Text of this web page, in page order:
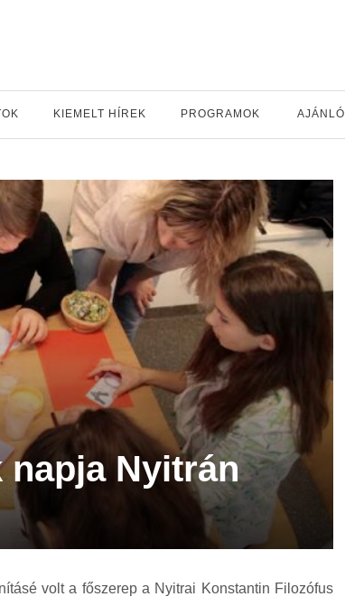
KIEMELT HÍREK PROGRAMOK AJÁNLÓ
Nyitrán
volt a főszerep a Nyitrai Konstantin Filozófus